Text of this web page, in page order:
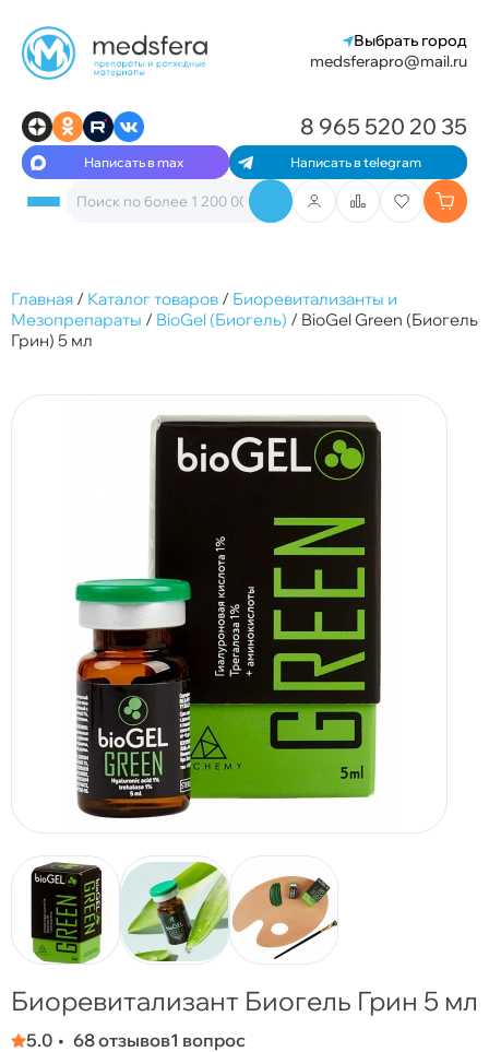
Выбрать город
medsferapro@mail.ru
Написать в max Написать в telegram
8 965 520 20 35
Главная / Каталог товаров / Биоревитализанты и
Мезопрепараты / BioGel (Биогель) / BioGel Green (Биогель
Грин) 5 мл
Биоревитализант Биогель Грин 5 мл
5.0 68 отзывов1 вопрос